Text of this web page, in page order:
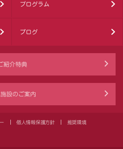
プログラム
ブログ
紹介特典
設のご案内
個人情報保護方針 推奨環境